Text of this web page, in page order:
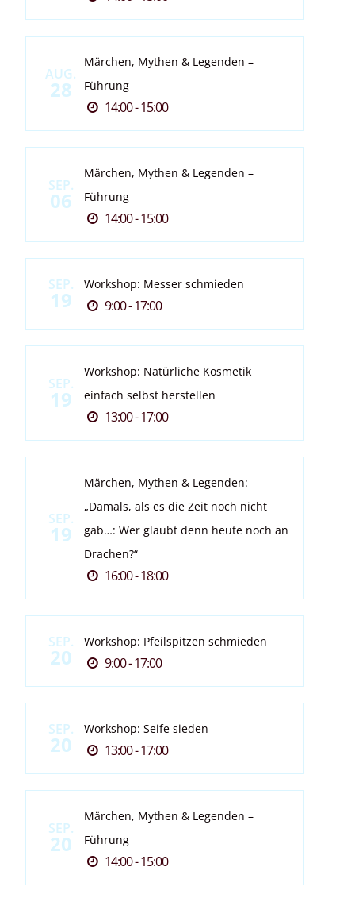
AUG.
28
Märchen, Mythen & Legenden –
Führung
14:00 - 15:00
SEP.
06
Märchen, Mythen & Legenden –
Führung
14:00 - 15:00
SEP.
19
Workshop: Messer schmieden
9:00 - 17:00
SEP.
19
Workshop: Natürliche Kosmetik
einfach selbst herstellen
13:00 - 17:00
SEP.
19
Märchen, Mythen & Legenden:
„Damals, als es die Zeit noch nicht
gab…: Wer glaubt denn heute noch an
Drachen?“
16:00 - 18:00
SEP.
20
Workshop: Pfeilspitzen schmieden
9:00 - 17:00
SEP.
20
Workshop: Seife sieden
13:00 - 17:00
SEP.
20
Märchen, Mythen & Legenden –
Führung
14:00 - 15:00